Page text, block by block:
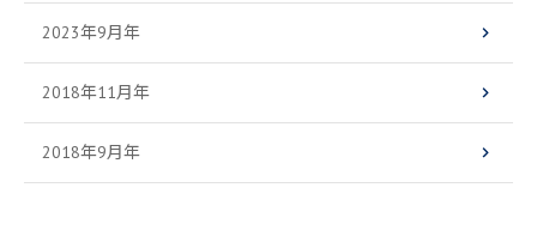
2023年9月年
2018年11月年
2018年9月年